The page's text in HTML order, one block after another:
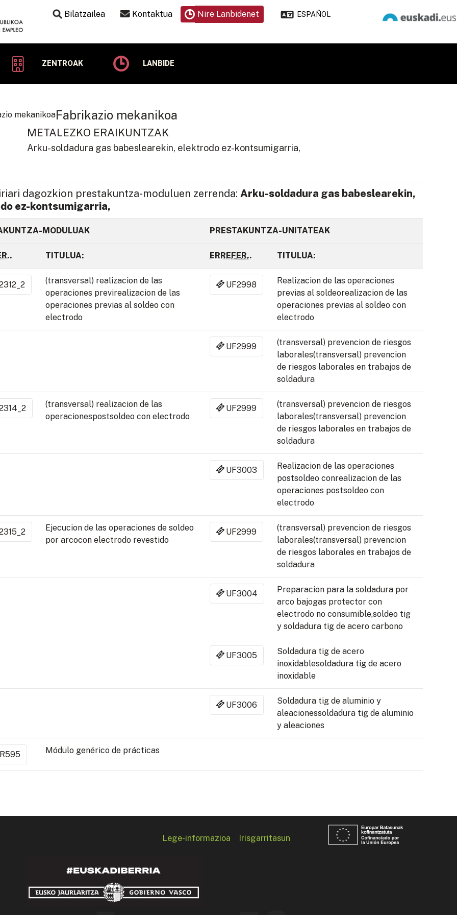
Bilatzailea Kontaktua Nire Lanbidenet ESPAÑOL
ZENTROAK LANBIDE
Fabrikazio mekanikoa
METALEZKO ERAIKUNTZAK
Arku-soldadura gas babeslearekin, elektrodo ez-kontsumigarria,
dagozkion prestakuntza-moduluen zerrenda: Arku-soldadura gas babeslearekin,
ez-kontsumigarria,
MODULUAK PRESTAKUNTZA-UNITATEAK
. TITULUA: ERREFER.. TITULUA:
(transversal) realizacion de las
operaciones previrealizacion de las
operaciones previas al soldeo con
electrodo
UF2998
Realizacion de las operaciones
previas al soldeorealizacion de las
operaciones previas al soldeo con
electrodo
UF2999
(transversal) prevencion de riesgos
laborales(transversal) prevencion
de riesgos laborales en trabajos de
soldadura
(transversal) realizacion de las
operacionespostsoldeo con electrodo
UF2999
(transversal) prevencion de riesgos
laborales(transversal) prevencion
de riesgos laborales en trabajos de
soldadura
UF3003
Realizacion de las operaciones
postsoldeo conrealizacion de las
operaciones postsoldeo con
electrodo
Ejecucion de las operaciones de soldeo
por arcocon electrodo revestido
UF2999
(transversal) prevencion de riesgos
laborales(transversal) prevencion
de riesgos laborales en trabajos de
soldadura
UF3004
Preparacion para la soldadura por
arco bajogas protector con
electrodo no consumible,soldeo tig
y soldadura tig de acero carbono
UF3005
Soldadura tig de acero
inoxidablesoldadura tig de acero
inoxidable
UF3006
Soldadura tig de aluminio y
aleacionessoldadura tig de aluminio
y aleaciones
Módulo genérico de prácticas
Lege-informazioa Irisgarritasun